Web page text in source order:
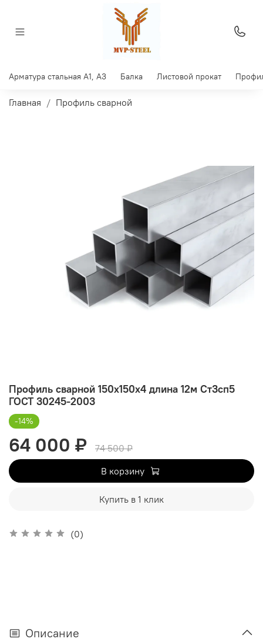
Арматура стальная A1, A3 Балка Листовой прокат
Главная Профиль сварной
Профиль сварной 150х150х4 длина 12м Ст3сп5
ГОСТ 30245-2003
(0)
-14%
64 000 ₽
74 500 ₽
В корзину
Купить в 1 клик
Описание